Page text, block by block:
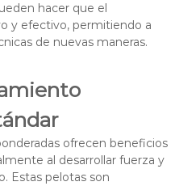
hacer que el
y efectivo, permitiendo a
de nuevas maneras.
ofrecen beneficios
al desarrollar fuerza y
Estas pelotas son